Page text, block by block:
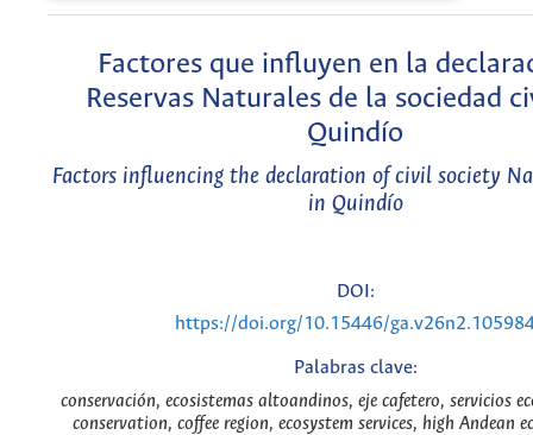
Factores que influyen en la
Reservas Naturales de la sociedad
Quindío
Factors influencing the declaration of civil society
in Quindío
DOI:
https://doi.org/10.15446/
Palabras clave:
conservación, ecosistemas altoandinos, eje cafetero, servicios
conservation, coffee region, ecosystem services, high Andean